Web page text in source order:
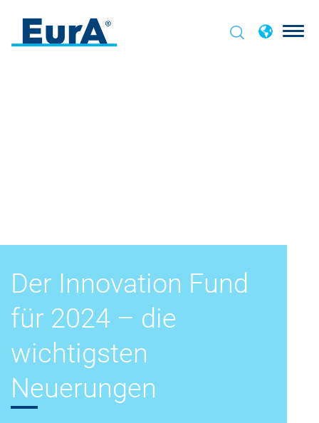
Der Innovation Fund
für 2024 – die
wichtigsten
Neuerungen